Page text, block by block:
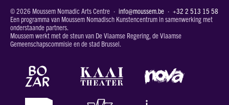
© 2026 Moussem Nomadic Arts Centre · info@moussem.be · +32 2 513 15 58
Een programma van Moussem Nomadisch Kunstencentrum in samenwerking met
onderstaande partners.
Moussem werkt met de steun van De Vlaamse Regering, de Vlaamse
Gemeenschapscommisie en de stad Brussel.